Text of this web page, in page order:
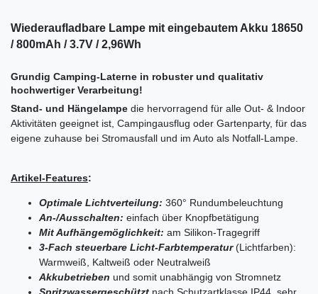
Wiederaufladbare Lampe mit eingebautem Akku 18650
/ 800mAh / 3.7V / 2,96Wh
Grundig Camping-Laterne in robuster und qualitativ
hochwertiger Verarbeitung!
Stand- und Hängelampe die hervorragend für alle Out- & Indoor
Aktivitäten geeignet ist, Campingausflug oder Gartenparty, für das
eigene zuhause bei Stromausfall und im Auto als Notfall-Lampe.
Artikel-Features:
Optimale Lichtverteilung: 360° Rundumbeleuchtung
An-/Ausschalten: einfach über Knopfbetätigung
Mit Aufhängemöglichkeit: am Silikon-Tragegriff
3-Fach steuerbare Licht-Farbtemperatur(Lichtfarben):
Warmweiß, Kaltweiß oder Neutralweiß
Akkubetrieben und somit unabhängig von Stromnetz